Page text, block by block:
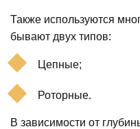
Также используются
бывают двух типов:
Цепные;
Роторные.
В зависимости от